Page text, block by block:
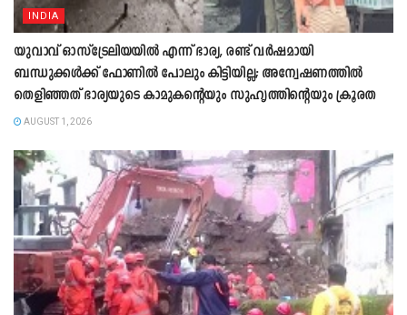
INDIA
യുവാവ് ഓസ്ട്രേലിയയിൽ എന്ന് ഭാര്യ, രണ്ട് വർഷമായി
ബന്ധുക്കൾക്ക് ഫോണിൽ പോലും കിട്ടിയില്ല; അന്വേഷണത്തിൽ
തെളിഞ്ഞത് ഭാര്യയുടെ കാമുകന്‍റെയും സുഹൃത്തിന്‍റെയും ക്രൂരത
AUGUST 1, 2026